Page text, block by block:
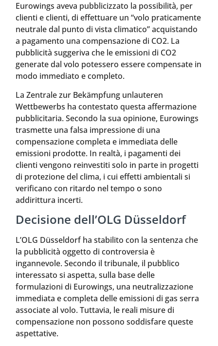
Eurowings aveva pubblicizzato la possibilità, per
clienti e clienti, di effettuare un “volo praticamente
neutrale dal punto di vista climatico” acquistando
a pagamento una compensazione di CO2. La
pubblicità suggeriva che le emissioni di CO2
generate dal volo potessero essere compensate in
modo immediato e completo.
La Zentrale zur Bekämpfung unlauteren
Wettbewerbs ha contestato questa affermazione
pubblicitaria. Secondo la sua opinione, Eurowings
trasmette una falsa impressione di una
compensazione completa e immediata delle
emissioni prodotte. In realtà, i pagamenti dei
clienti vengono reinvestiti solo in parte in progetti
di protezione del clima, i cui effetti ambientali si
verificano con ritardo nel tempo o sono
addirittura incerti.
Decisione dell’OLG Düsseldorf
L’OLG Düsseldorf ha stabilito con la sentenza che
la pubblicità oggetto di controversia è
ingannevole. Secondo il tribunale, il pubblico
interessato si aspetta, sulla base delle
formulazioni di Eurowings, una neutralizzazione
immediata e completa delle emissioni di gas serra
associate al volo. Tuttavia, le reali misure di
compensazione non possono soddisfare queste
aspettative.